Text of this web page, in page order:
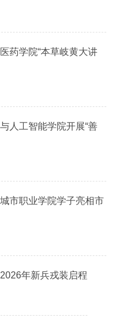
药学院“本草岐黄大讲
人工智能学院开展“善
市职业学院学子亮相市
年新兵戎装启程